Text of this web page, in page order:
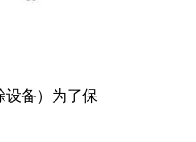
设备）为了保